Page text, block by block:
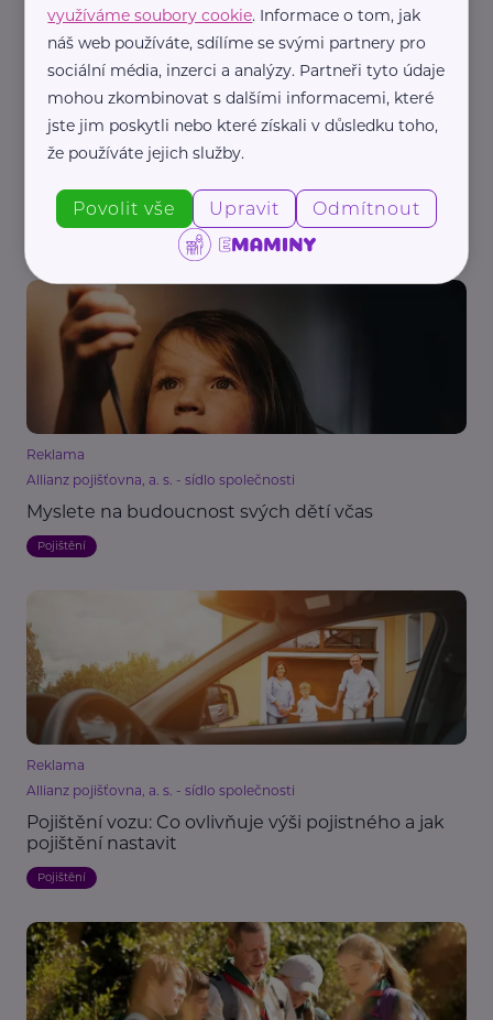
Reklama
Podnikáte? Nepodceňujte pojištění
Reklama
Allianz pojišťovna, a. s. - sídlo společnosti
Myslete na budoucnost svých dětí včas
Pojištění
Reklama
Allianz pojišťovna, a. s. - sídlo společnosti
Pojištění vozu: Co ovlivňuje výši pojistného a jak
pojištění nastavit
Pojištění
využíváme soubory cookie. Informace o tom, jak
náš web používáte, sdílíme se svými partnery pro
sociální média, inzerci a analýzy. Partneři tyto údaje
mohou zkombinovat s dalšími informacemi, které
jste jim poskytli nebo které získali v důsledku toho,
že používáte jejich služby.
Povolit vše Upravit Odmítnout